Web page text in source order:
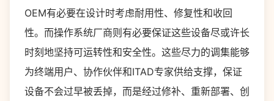
OEM有必要在设计时考虑耐用性、修复性和收回
性。而操作系统厂商则有必要保证这些设备尽或许长
时刻地坚持可运转性和安全性。这些尽力的调集能够
为终端用户、协作伙伴和ITAD专家供给支撑，保证
设备不会过早被丢掉，而是经过修补、重新部署、创